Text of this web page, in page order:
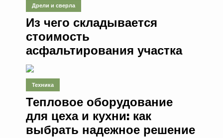
Дрели и сверла
Из чего складывается
стоимость
асфальтирования участка
Техника
Тепловое оборудование
для цеха и кухни: как
выбрать надежное решение